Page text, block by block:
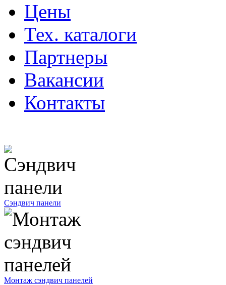
Цены
Тех. каталоги
Партнеры
Вакансии
Контакты
Сэндвич панели
Монтаж сэндвич панелей